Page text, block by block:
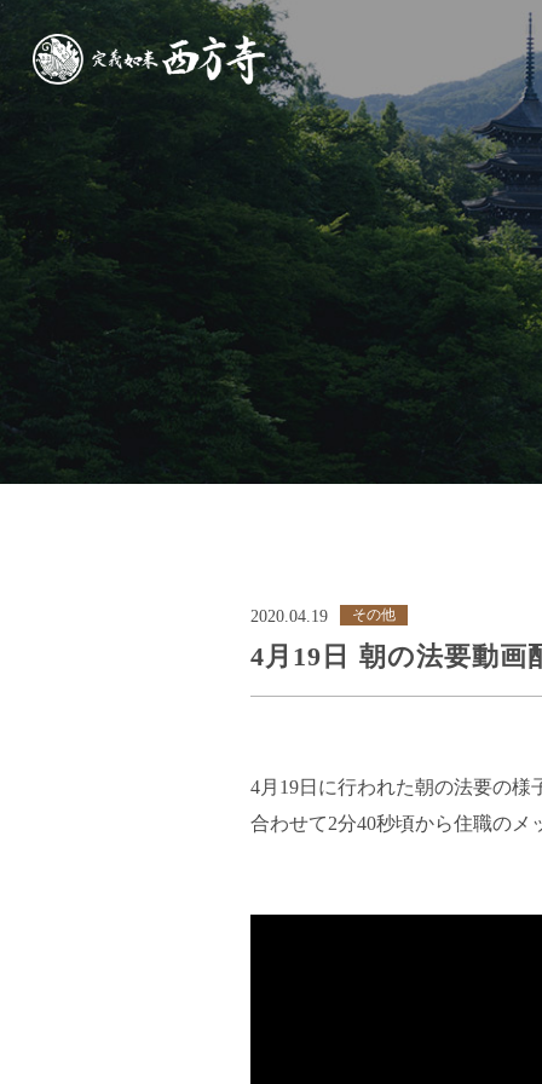
2020.04.19 その他
4月19日 朝の法要動画
4月19日に行われた朝の法要の
合わせて2分40秒頃から住職のメ